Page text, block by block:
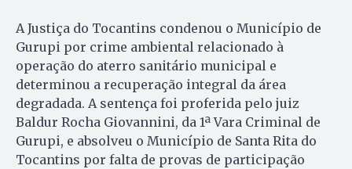
A Justiça do Tocantins condenou o Município de
Gurupi por crime ambiental relacionado à
operação do aterro sanitário municipal e
determinou a recuperação integral da área
degradada. A sentença foi proferida pelo juiz
Baldur Rocha Giovannini, da 1ª Vara Criminal de
Gurupi, e absolveu o Município de Santa Rita do
Tocantins por falta de provas de participação